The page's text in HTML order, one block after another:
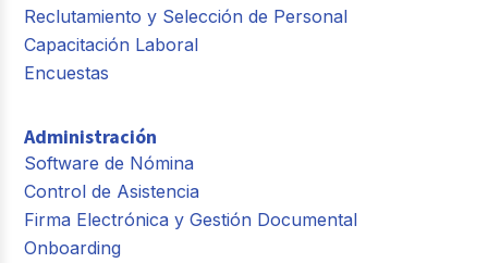
Reclutamiento y Selección de Personal
Capacitación Laboral
Encuestas
Administración
Software de Nómina
Control de Asistencia
Firma Electrónica y Gestión Documental
Onboarding